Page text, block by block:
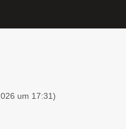
um 17:31)